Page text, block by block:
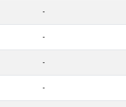
-
-
-
-